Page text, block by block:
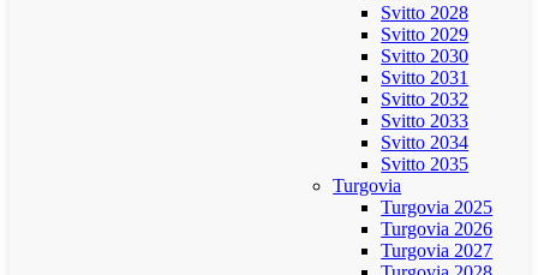
Svitto 2028
Svitto 2029
Svitto 2030
Svitto 2031
Svitto 2032
Svitto 2033
Svitto 2034
Svitto 2035
Turgovia
Turgovia 2025
Turgovia 2026
Turgovia 2027